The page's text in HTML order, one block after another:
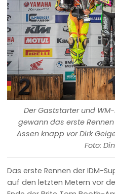
Der Gaststarter und
gewann das erste
Assen knapp vor Dirk
Foto:
Das erste Rennen der IDM-
auf den letzten Metern vor